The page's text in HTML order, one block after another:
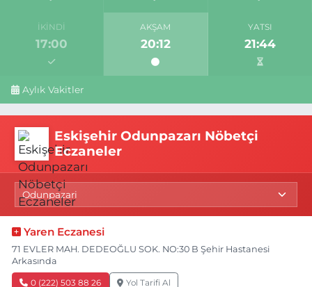
İKINDI
17:00
AKŞAM
20:12
YATSI
21:44
Aylık Vakitler
Eskişehir Odunpazarı Nöbetçi
Eczaneler
Yaren Eczanesi
71 EVLER MAH. DEDEOĞLU SOK. NO:30 B Şehir Hastanesi
Arkasında
0 (222) 503 88 26 Yol Tarifi Al